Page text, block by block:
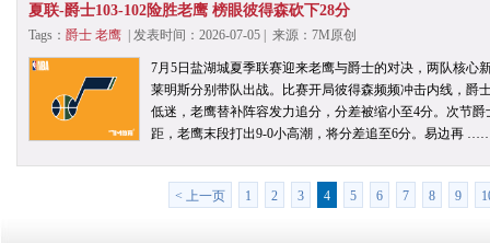
夏联-爵士103-102险胜老鹰 榜眼彼得森砍下28分
Tags： 爵士 老鹰 | 发表时间：2026-07-05 | 来源：7M原创
7月5日盐湖城夏季联赛迎来老鹰与爵士的对决，两队核心
莱明斯分别带队出战。比赛开局彼得森频频冲击内线，爵
低迷，老鹰替补阵容发力追分，分差被缩小至4分。次节
距，老鹰末段打出9-0小高潮，将分差追至6分。易边再
< 上一页 1 2 3 4 5 6 7 8 9